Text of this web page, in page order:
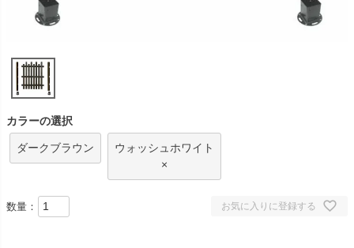
カラーの選択
ダークブラウン
ウォッシュホワイト
×
お気に入りに登録する
数量：